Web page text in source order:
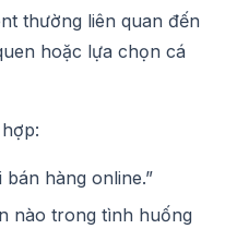
thường liên quan đến
hoặc lựa chọn cá
hàng online.”
nào trong tình huống